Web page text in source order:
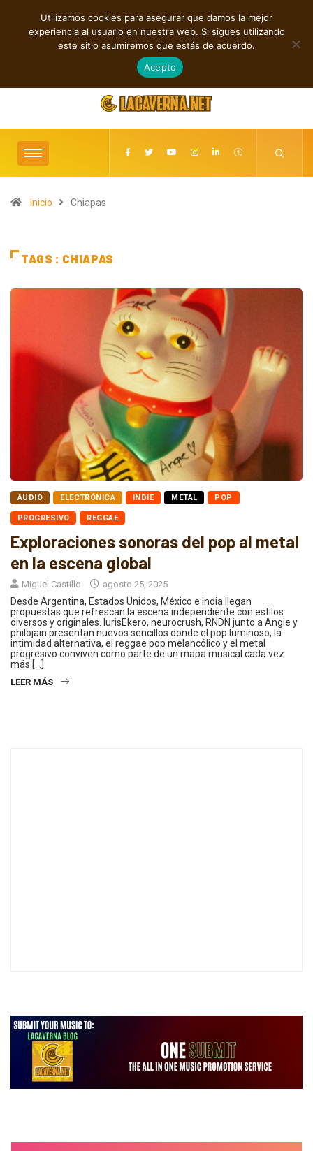
TENDENCIAS
Andyvince reflexiona sobre el perdón en “WE MUST LEARN TO FORGIVE”
agosto 6, 2026
Inicio Chiapas
TAGS : CHIAPAS
AUDIO ELECTRÓNICA INDIE METAL POP
PROGRESIVO REGGAE
Exploraciones sonoras del pop al metal
en la escena global
Miguel Castillo agosto 25, 2025
Desde Argentina, Estados Unidos, México e India llegan
propuestas que refrescan la escena independiente con estilos
diversos y originales. IurisEkero, neurocrush, RNDN junto a Angie y
philojain presentan nuevos sencillos donde el pop luminoso, la
intimidad alternativa, el reggae pop melancólico y el metal
progresivo conviven como parte de un mapa musical cada vez
más […]
LEER MÁS
Utilizamos cookies para asegurar que damos la mejor
experiencia al usuario en nuestra web. Si sigues utilizando
este sitio asumiremos que estás de acuerdo.
Acepto